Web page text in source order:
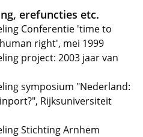
erefuncties etc.
Conferentie 'time to
right', mei 1999
project: 2003 jaar van
symposium "Nederland:
Rijksuniversiteit
Stichting Arnhem